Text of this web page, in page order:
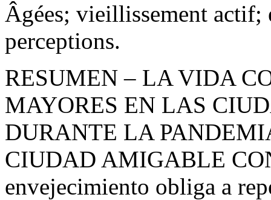
Âgées; vieillissement
perceptions.
RESUMEN – LA VIDA
MAYORES EN LAS
DURANTE LA
CIUDAD AMIGABLE
envejecimiento obliga a